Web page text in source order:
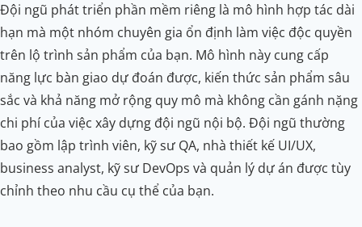
Đội ngũ phát triển phần mềm riêng là mô hình hợp tác dài
hạn mà một nhóm chuyên gia ổn định làm việc độc quyền
trên lộ trình sản phẩm của bạn. Mô hình này cung cấp
năng lực bàn giao dự đoán được, kiến thức sản phẩm sâu
sắc và khả năng mở rộng quy mô mà không cần gánh nặng
chi phí của việc xây dựng đội ngũ nội bộ. Đội ngũ thường
bao gồm lập trình viên, kỹ sư QA, nhà thiết kế UI/UX,
business analyst, kỹ sư DevOps và quản lý dự án được tùy
chỉnh theo nhu cầu cụ thể của bạn.